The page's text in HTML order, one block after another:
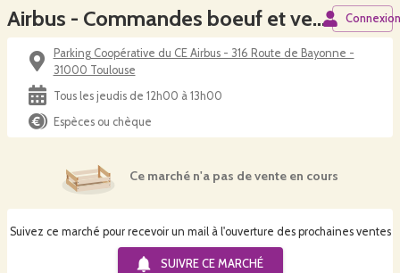
Airbus - Commandes boeuf et veau bio de la Ferme de Ligogne
Parking Coopérative du CE Airbus - 316 Route de Bayonne -
31000 Toulouse
Tous les jeudis de 12h00 à 13h00
Espèces ou chèque
Ce marché n'a pas de vente en cours
Suivez ce marché pour recevoir un mail à l'ouverture des prochaines ventes
SUIVRE CE MARCHÉ